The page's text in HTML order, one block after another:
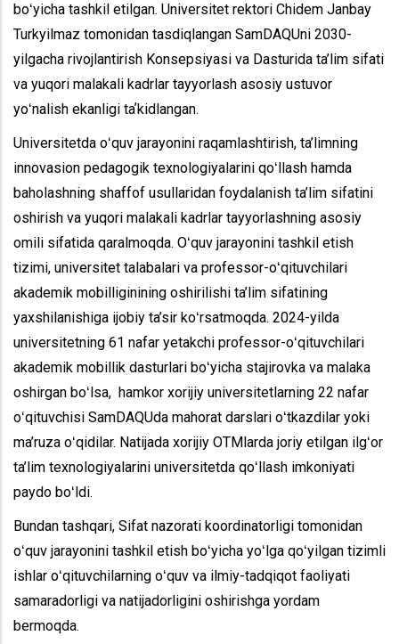
boʻyicha tashkil etilgan. Universitet rektori Chidem Janbay
Turkyilmaz tomonidan tasdiqlangan SamDAQUni 2030-
yilgacha rivojlantirish Konsepsiyasi va Dasturida ta’lim sifati
va yuqori malakali kadrlar tayyorlash asosiy ustuvor
yoʻnalish ekanligi taʼkidlangan.
Universitetda oʻquv jarayonini raqamlashtirish, ta’limning
innovasion pedagogik texnologiyalarini qoʻllash hamda
baholashning shaffof usullaridan foydalanish ta’lim sifatini
oshirish va yuqori malakali kadrlar tayyorlashning asosiy
omili sifatida qaralmoqda. Oʻquv jarayonini tashkil etish
tizimi, universitet talabalari va professor-oʻqituvchilari
akademik mobilliginining oshirilishi ta’lim sifatining
yaxshilanishiga ijobiy ta’sir koʻrsatmoqda. 2024-yilda
universitetning 61 nafar yetakchi professor-oʻqituvchilari
akademik mobillik dasturlari boʻyicha stajirovka va malaka
oshirgan boʻlsa, hamkor xorijiy universitetlarning 22 nafar
oʻqituvchisi SamDAQUda mahorat darslari oʻtkazdilar yoki
ma’ruza oʻqidilar. Natijada xorijiy OTMlarda joriy etilgan ilgʻor
ta’lim texnologiyalarini universitetda qoʻllash imkoniyati
paydo boʻldi.
Bundan tashqari, Sifat nazorati koordinatorligi tomonidan
oʻquv jarayonini tashkil etish boʻyicha yoʻlga qoʻyilgan tizimli
ishlar oʻqituvchilarning oʻquv va ilmiy-tadqiqot faoliyati
samaradorligi va natijadorligini oshirishga yordam
bermoqda.